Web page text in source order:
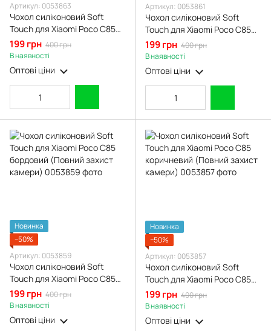
Артикул: 0053863
Чохол силіконовий Soft
Touch для Xiaomi Poco C85
малиновий (Повний захист
камери)
199 грн 400 грн
В наявності
Оптові ціни
Артикул: 0053861
Чохол силіконовий Soft
Touch для Xiaomi Poco C85
рожевий (Повний захист
камери)
199 грн 400 грн
В наявності
Оптові ціни
Новинка
−50%
Артикул: 0053859
Чохол силіконовий Soft
Touch для Xiaomi Poco C85
бордовий (Повний захист
камери)
199 грн 400 грн
В наявності
Оптові ціни
Новинка
−50%
Артикул: 0053857
Чохол силіконовий Soft
Touch для Xiaomi Poco C85
коричневий (Повний захист
камери)
199 грн 400 грн
В наявності
Оптові ціни